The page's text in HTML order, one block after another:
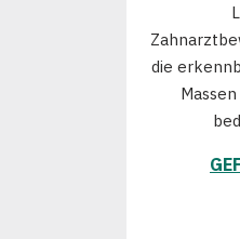
die